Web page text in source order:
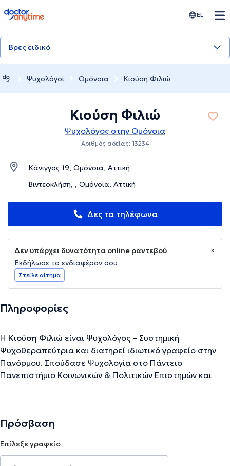
doctoranytime EL
Βρες ειδικό
Ψυχολόγοι Ομόνοια Κιούση Φιλιώ
Κιούση Φιλιώ
Ψυχολόγος στην Ομόνοια
Αριθμός αδείας: 13234
Κάνιγγος 19, Ομόνοια, Αττική
Βιντεοκλήση, , Ομόνοια, Αττική
Δες τα τηλέφωνα
Δεν υπάρχει δυνατότητα online ραντεβού
Εκδήλωσε το ενδιαφέρον σου
Στείλε αίτημα
Πληροφορίες
Η Κιούση Φιλιώ είναι Ψυχολόγος – Συστημική
Ψυχοθεραπεύτρια και διατηρεί ιδιωτικό γραφείο στην
Πανόρμου. Σπούδασε Ψυχολογία στο Πάντειο
Πανεπιστήμιο Κοινωνικών & Πολιτικών Επιστημών και
μετεκπαιδεύτηκε στην στη Συστημική Ψυχοθεραπεία
στην Εταιρεία Συστημικής Θεραπείας και Παρέμβασης σε
Πρόσβαση
Επίλεξε γραφείο